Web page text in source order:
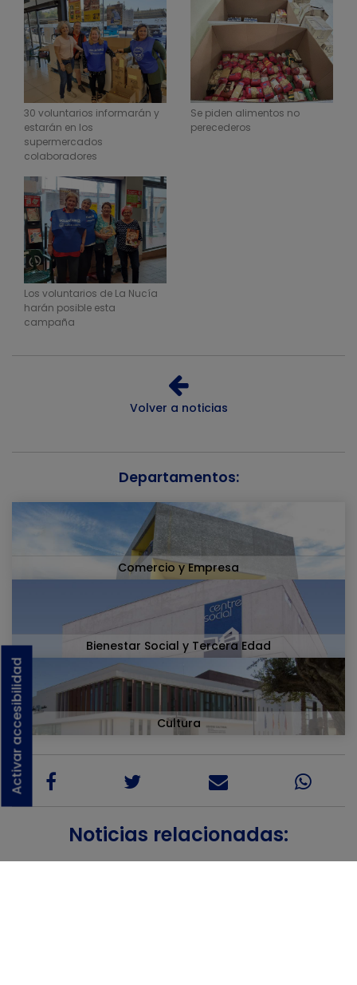
Activar accesibilidad
30 voluntarios informarán y
estarán en los
supermercados
colaboradores
Se piden alimentos no
perecederos
Los voluntarios de La Nucía
harán posible esta
campaña
Volver a noticias
Departamentos:
Comercio y Empresa
Bienestar Social y Tercera Edad
Cultura
Noticias relacionadas: